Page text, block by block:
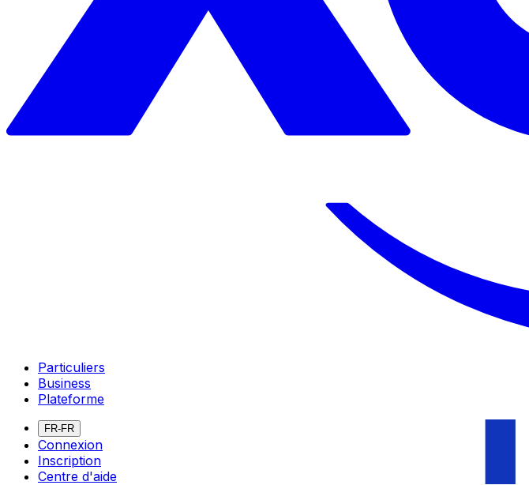
Particuliers
Business
Plateforme
FR-FR
Connexion
Inscription
Centre d'aide